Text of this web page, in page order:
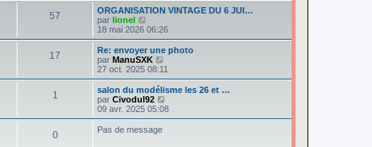
r
l
e
r
e
r
s
57
ORGANISATION VINTAGE DU 6 JUI…
par lionel
o
i
r
l
e
r
n
i
r
18 mai 2026 06:26
17
Re: envoyer une photo
par ManuSXK
o
i
r
l
e
27 oct. 2025 08:11
1
salon du modélisme les 26 et …
par Civodul92
o
i
09 avr. 2025 05:08
0 Pas de message